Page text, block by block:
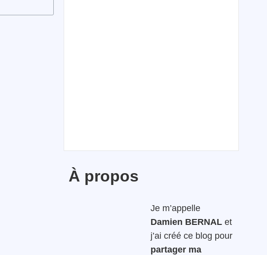
À propos
Je m’appelle
Damien BERNAL et
j’ai créé ce blog pour
partager ma